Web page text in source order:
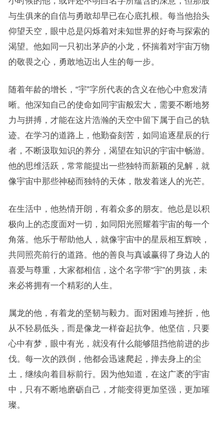
与生俱来的自信与勇敢却早已在心底扎根。每当他抬头
仰望天空，眼中总是闪烁着对未知世界的好奇与探索的
渴望。他如同一只初出茅庐的小龙，怀揣着对宇宙万物
的敬畏之心，勇敢地迈出人生的每一步。
随着年龄的增长，“宇”字所代表的含义在他心中愈发清
晰。他深知自己的使命如同宇宙般宏大，需要不断地努
力与拼搏，才能在这片浩瀚的天空中留下属于自己的轨
迹。在学习的道路上，他勤奋刻苦，如同追逐星辰的行
者，不断汲取知识的养分，渴望在知识的宇宙中畅游。
他的思维活跃，常常能提出一些独特而新颖的见解，就
像宇宙中那些神秘而独特的天体，散发着迷人的光芒。
在生活中，他热情开朗，有着众多的朋友。他总是以积
极向上的态度面对一切，如同阳光照耀着宇宙的每一个
角落。他乐于帮助他人，就像宇宙中的星辰相互辉映，
共同照亮前行的道路。他的善良与真诚赢得了身边人的
喜爱与尊重，大家都相信，这个名字带“宇”的男孩，未
来必将拥有一个精彩的人生。
属龙的他，有着龙的坚韧与毅力。面对困难与挫折，他
从不轻易低头，而是像龙一样奋起抗争。他坚信，只要
心中有梦，眼中有光，就没有什么能够阻挡他前进的步
伐。每一次的跌倒，他都会迅速爬起，掸去身上的尘
土，继续向着目标前行。因为他知道，在这广袤的宇宙
中，只有不断地磨砺自己，才能变得更加坚强，更加璀
璨。